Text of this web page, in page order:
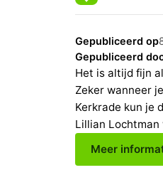
Gepubliceerd op
Gepubliceerd
Het is altijd fijn
Zeker wanneer
Kerkrade kun je
Lillian
Meer